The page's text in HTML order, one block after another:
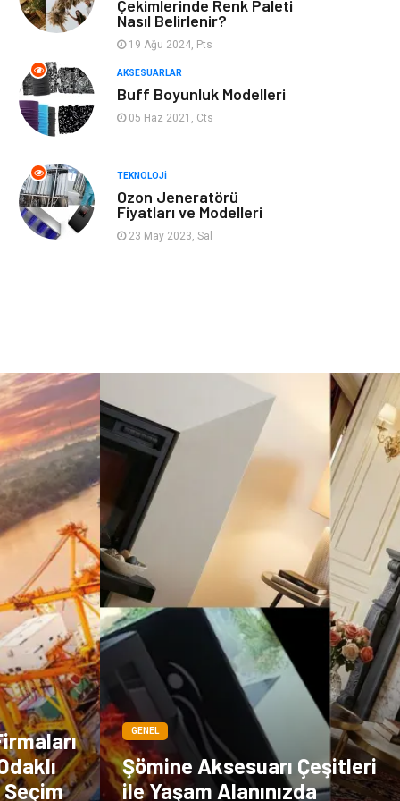
Anne & Çocuk
Ev İşleri Modifiye
Astroloji
cep telefonu
ekonomik e-ticaret
Sigorta
kadınlar ve takı sağlık
Spor Malzemeleri
Çekimlerinde Renk Paleti
Nasıl Belirlenir?
19 Ağu 2024, Pts
AKSESUARLAR
Buff Boyunluk Modelleri
05 Haz 2021, Cts
TEKNOLOJI
Ozon Jeneratörü
Fiyatları ve Modelleri
23 May 2023, Sal
Seçim
GENEL
Şömine Aksesuarı Çeşitleri
ile Yaşam Alanınızda